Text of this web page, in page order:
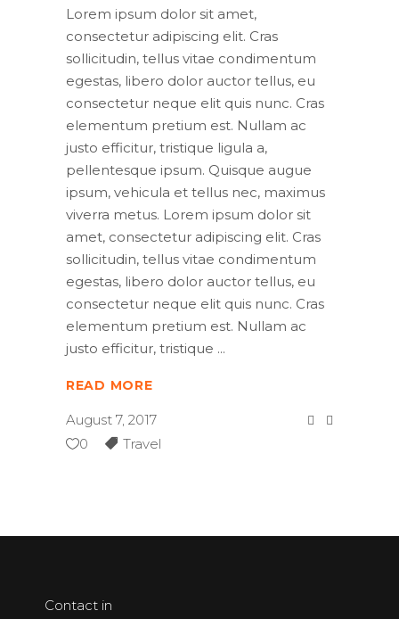
Lorem ipsum dolor sit amet,
consectetur adipiscing elit. Cras
sollicitudin, tellus vitae condimentum
egestas, libero dolor auctor tellus, eu
consectetur neque elit quis nunc. Cras
elementum pretium est. Nullam ac
justo efficitur, tristique ligula a,
pellentesque ipsum. Quisque augue
ipsum, vehicula et tellus nec, maximus
viverra metus. Lorem ipsum dolor sit
amet, consectetur adipiscing elit. Cras
sollicitudin, tellus vitae condimentum
egestas, libero dolor auctor tellus, eu
consectetur neque elit quis nunc. Cras
elementum pretium est. Nullam ac
justo efficitur, tristique
READ MORE
August 7, 2017
0
Travel
Contact in